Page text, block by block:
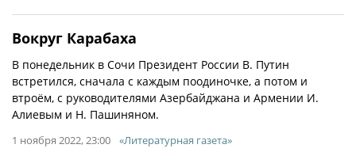
Вокруг Карабаха
В понедельник в Сочи Президент России В. Путин
встретился, сначала с каждым поодиночке, а потом и
втроём, с руководителями Азербайджана и Армении И.
Алиевым и Н. Пашиняном.
1 ноября 2022, 23:00 «Литературная газета»